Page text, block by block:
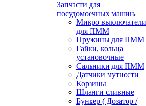
Запчасти для
посудомоечных машин
Микро выключатели
для ПММ
Пружины для ПММ
Гайки, кольца
установочные
Сальники для ПММ
Датчики мутности
Корзины
Шланги сливные
Бункер ( Дозатор /